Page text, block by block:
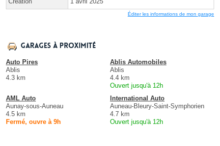
Éditer les informations de mon garage
Garages à proximité
Auto Pires
Ablis
4.3 km
Ablis Automobiles
Ablis
4.4 km
Ouvert jusqu'à 12h
AML Auto
Aunay-sous-Auneau
4.5 km
Fermé, ouvre à 9h
International Auto
Auneau-Bleury-Saint-Symphorien
4.7 km
Ouvert jusqu'à 12h